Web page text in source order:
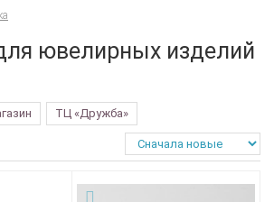
ювелирных изделий
ТЦ «Дружба»